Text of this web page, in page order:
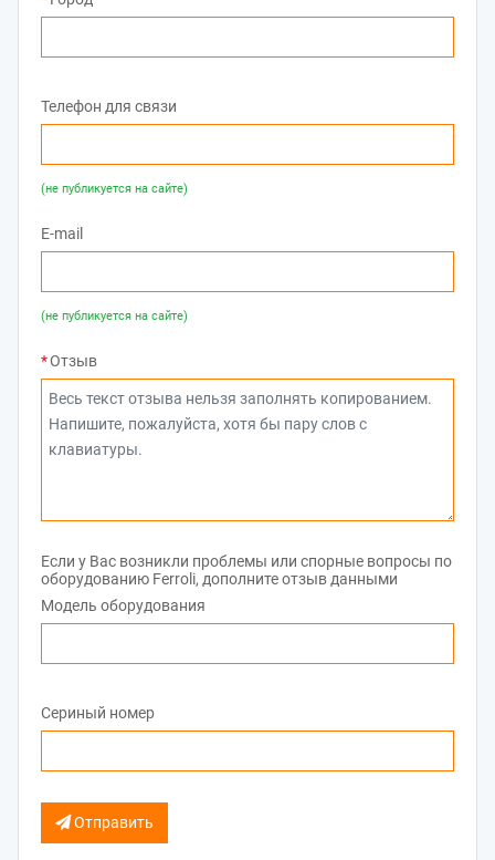
Телефон для связи
(не публикуется на сайте)
E-mail
(не публикуется на сайте)
Отзыв
Если у Вас возникли проблемы или спорные вопросы по
оборудованию Ferroli, дополните отзыв данными
Модель оборудования
Сериный номер
Отправить